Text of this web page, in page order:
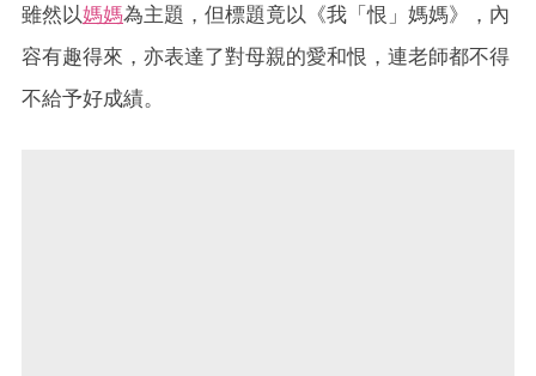
雖然以媽媽為主題，但標題竟以《我「恨」媽媽》，內
容有趣得來，亦表達了對母親的愛和恨，連老師都不得
不給予好成績。